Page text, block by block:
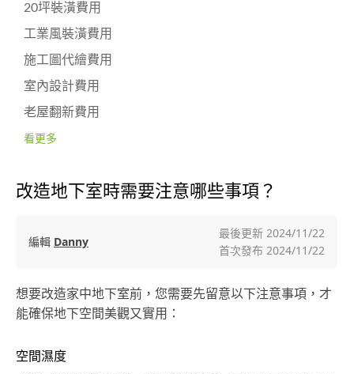
20坪裝潢費用
工業風裝潢費用
施工圖代繪費用
室內設計費用
老屋翻新費用
看更多
改造地下室時需要注意哪些事項？
編輯 Danny
最後更新 2024/11/22
首次發布 2024/11/22
想要改造家中地下室前，您需要先留意以下注意事項，才
能確保地下空間美觀又實用：
空間濕度